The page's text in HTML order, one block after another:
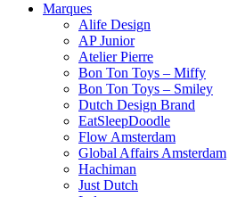
Marques
Alife Design
AP Junior
Atelier Pierre
Bon Ton Toys – Miffy
Bon Ton Toys – Smiley
Dutch Design Brand
EatSleepDoodle
Flow Amsterdam
Global Affairs Amsterdam
Hachiman
Just Dutch